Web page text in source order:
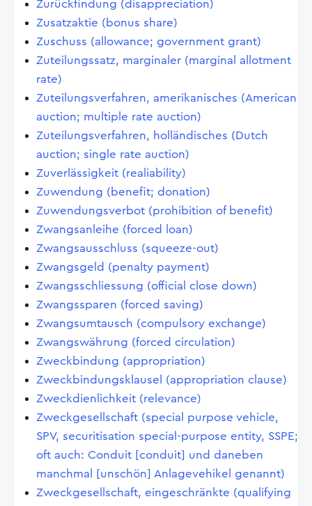
Zurückfindung (disappreciation)
Zusatzaktie (bonus share)
Zuschuss (allowance; government grant)
Zuteilungssatz, marginaler (marginal allotment
rate)
Zuteilungsverfahren, amerikanisches (American
auction; multiple rate auction)
Zuteilungsverfahren, holländisches (Dutch
auction; single rate auction)
Zuverlässigkeit (realiability)
Zuwendung (benefit; donation)
Zuwendungsverbot (prohibition of benefit)
Zwangsanleihe (forced loan)
Zwangsausschluss (squeeze-out)
Zwangsgeld (penalty payment)
Zwangsschliessung (official close down)
Zwangssparen (forced saving)
Zwangsumtausch (compulsory exchange)
Zwangswährung (forced circulation)
Zweckbindung (appropriation)
Zweckbindungsklausel (appropriation clause)
Zweckdienlichkeit (relevance)
Zweckgesellschaft (special purpose vehicle,
SPV, securitisation special-purpose entity, SSPE;
oft auch: Conduit [conduit] und daneben
manchmal [unschön] Anlagevehikel genannt)
Zweckgesellschaft, eingeschränkte (qualifying